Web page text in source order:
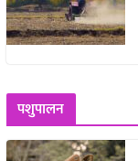
पशुपालन